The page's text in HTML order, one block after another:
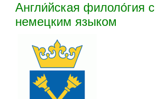
Англи́йская филоло́гия с
немецким языком